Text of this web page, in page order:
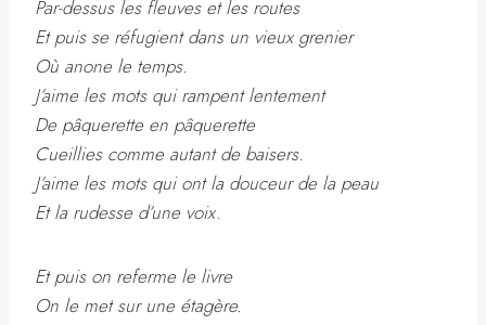
Par-dessus les fleuves et les routes
Et puis se réfugient dans un vieux grenier
Où anone le temps.
J’aime les mots qui rampent lentement
De pâquerette en pâquerette
Cueillies comme autant de baisers.
J’aime les mots qui ont la douceur de la peau
Et la rudesse d’une voix.
Et puis on referme le livre
On le met sur une étagère.